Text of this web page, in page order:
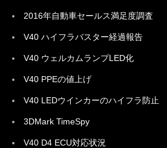
2016年自動車セールス満足度調査
V40 ハイフラバスター経過報告
V40 ウェルカムランプLED化
V40 PPEの値上げ
V40 LEDウインカーのハイフラ防止
3DMark TimeSpy
V40 D4 ECU対応状況